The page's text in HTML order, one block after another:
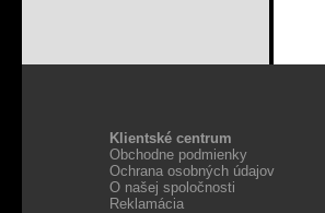
Klientské centrum
Obchodne podmienky
Ochrana osobných údajov
O našej spoločnosti
Reklamácia